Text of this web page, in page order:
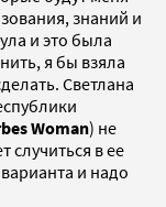
знаний и
и это была
я бы взяла
Светлана
Woman) не
случиться в ее
и надо